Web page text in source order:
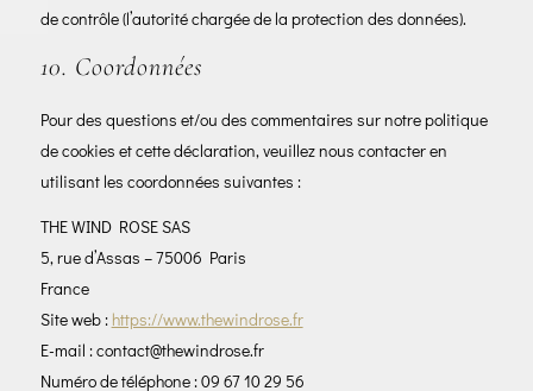
de contrôle (l’autorité chargée de la protection des données).
10. Coordonnées
Pour des questions et/ou des commentaires sur notre politique
de cookies et cette déclaration, veuillez nous contacter en
utilisant les coordonnées suivantes :
THE WIND ROSE SAS
5, rue d’Assas – 75006 Paris
France
Site web : https://www.thewindrose.fr
E-mail :contact@thewindrose.fr
Numéro de téléphone : 09 67 10 29 56